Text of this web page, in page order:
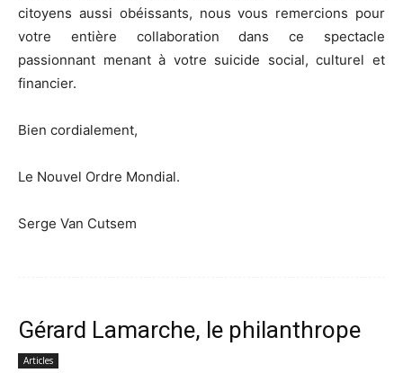
citoyens aussi obéissants, nous vous remercions pour
votre entière collaboration dans ce spectacle
passionnant menant à votre suicide social, culturel et
financier.
Bien cordialement,
Le Nouvel Ordre Mondial.
Serge Van Cutsem
Gérard Lamarche, le philanthrope
Articles